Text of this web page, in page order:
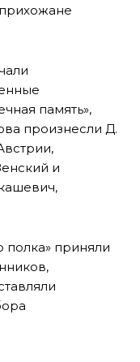
память»,
произнесли Д.
и
полка» приняли